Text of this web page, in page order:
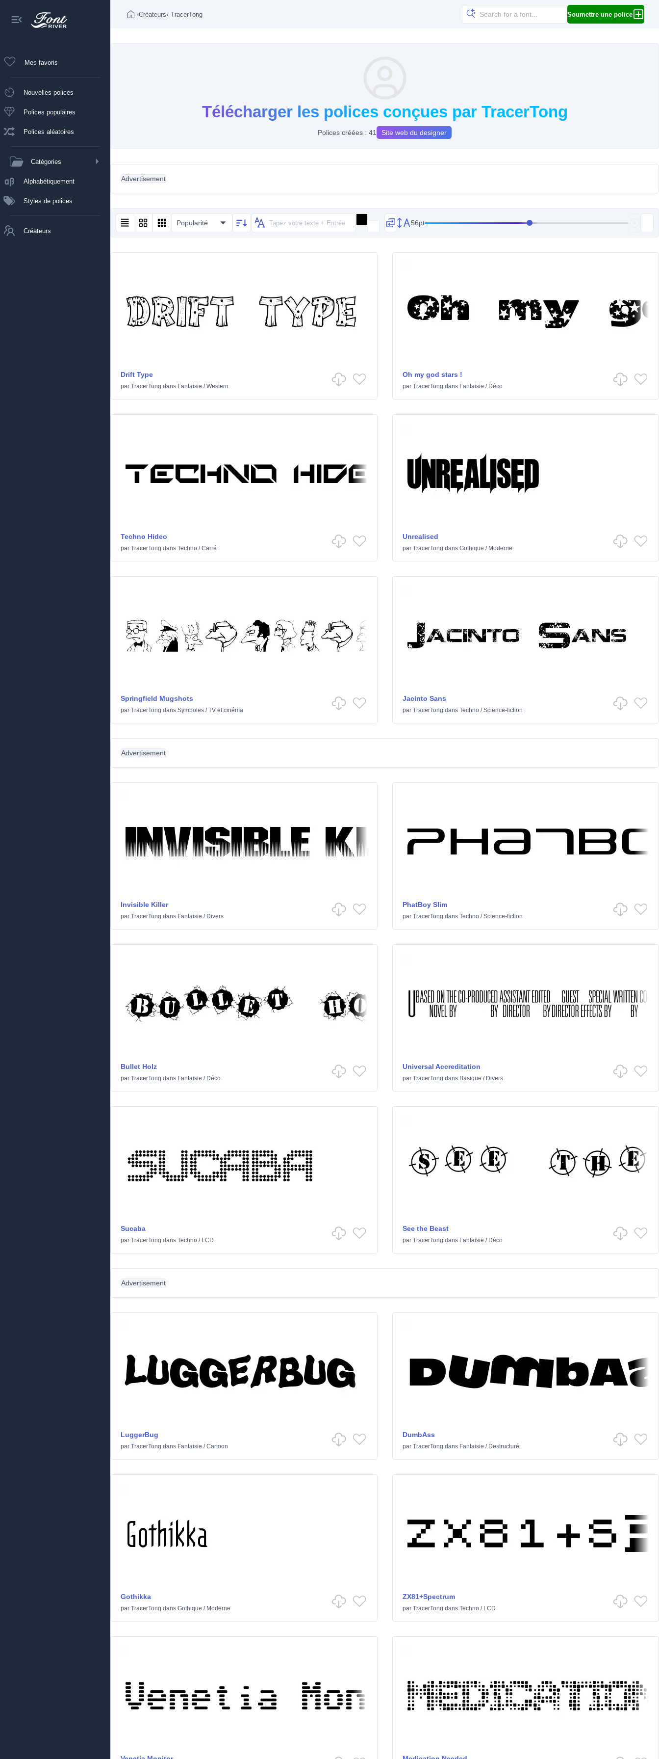
Mes favoris
Nouvelles polices
Polices populaires
Polices aléatoires
Catégories
Alphabétiquement
Styles de polices
Créateurs
›Créateurs› TracerTong Soumettre une police
Télécharger les polices conçues par TracerTong
Polices créées : 41 Site web du designer
Advertisement
Popularité 56pt
Drift Type
par TracerTong dans Fantaisie /Western
Oh my god stars !
par TracerTong dans Fantaisie / Déco
Techno Hideo
par TracerTong dans Techno /Carré
Unrealised
par TracerTong dans Gothique / Moderne
Springfield Mugshots
par TracerTong dans Symboles /TV et cinéma
Jacinto Sans
par TracerTong dans Techno/Science-fiction
Advertisement
Invisible Killer
par TracerTong dans Fantaisie / Divers
PhatBoy Slim
par TracerTong dans Techno/Science-fiction
Bullet Holz
par TracerTong dans Fantaisie / Déco
Universal Accreditation
par TracerTong dans Basique / Divers
Sucaba
par TracerTong dans Techno / LCD
See the Beast
par TracerTong dans Fantaisie / Déco
Advertisement
LuggerBug
par TracerTong dans Fantaisie /Cartoon
DumbAss
par TracerTong dans Fantaisie / Destructuré
Gothikka
par TracerTong dans Gothique / Moderne
ZX81+Spectrum
par TracerTong dans Techno/ LCD